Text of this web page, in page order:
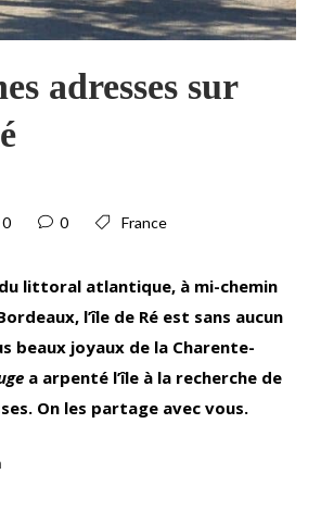
adresses sur
0 0 France
littoral atlantique, à mi-chemin
l’île de Ré est sans aucun
beaux joyaux de la Charente-
a arpenté l’île à la recherche de
On les partage avec vous.